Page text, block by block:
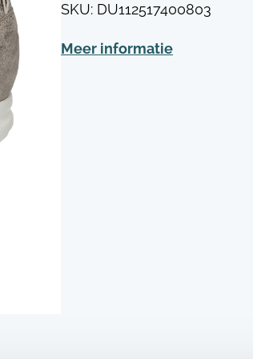
SKU: DU112517400803
Meer informatie